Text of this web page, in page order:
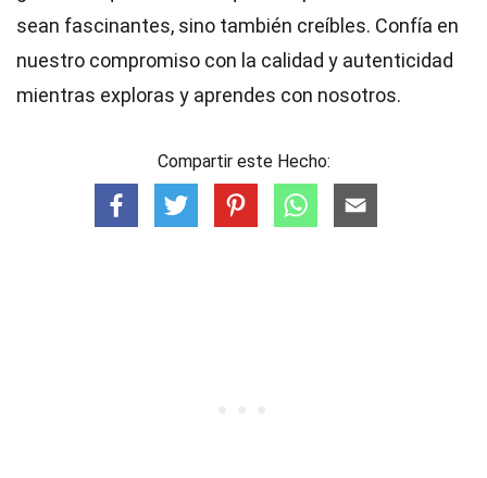
sean fascinantes, sino también creíbles. Confía en
nuestro compromiso con la calidad y autenticidad
mientras exploras y aprendes con nosotros.
Compartir este Hecho: